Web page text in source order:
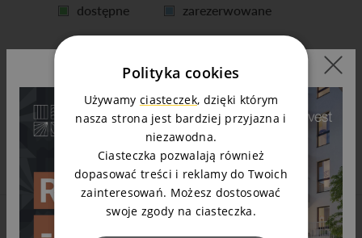
dostępne zarezerwowane
Polityka cookies
Używamy ciasteczek, dzięki którym
nasza strona jest bardziej przyjazna i
niezawodna.
Ciasteczka pozwalają również
dopasować treści i reklamy do Twoich
zainteresowań. Możesz dostosować
swoje zgody na ciasteczka.